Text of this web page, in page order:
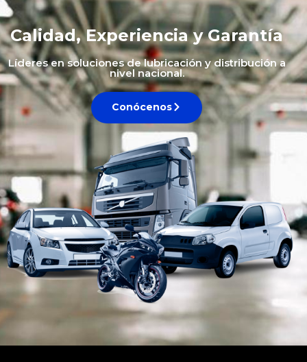
Calidad, Experiencia y Garantía
Líderes en soluciones de lubricación y distribución a
nivel nacional.
Conócenos